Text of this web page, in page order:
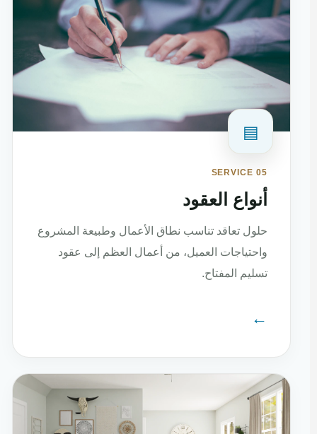
▤
SERVICE 05
أنواع العقود
حلول تعاقد تناسب نطاق الأعمال وطبيعة المشروع
واحتياجات العميل، من أعمال العظم إلى عقود
تسليم المفتاح.
←